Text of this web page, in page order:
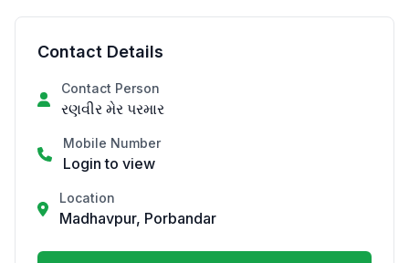
Contact Details
Contact Person
રણવીર મેર પરમાર
Mobile Number
Login to view
Location
Madhavpur, Porbandar